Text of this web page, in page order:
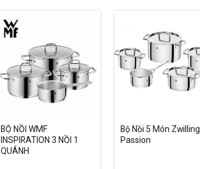
BỘ NỒI WMF
INSPIRATION 3 NỒI 1
QUÁNH
Bộ Nồi 5 Món Zwilling
Passion